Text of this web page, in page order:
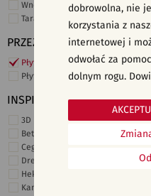
Wnętrza komercyjne
Taras i ogród
PRZEZNACZENIE
Płytki ścienne
Płytki podłogowe
INSPIRACJE
3D i struktury
Beton
Cegiełki
Drewno
Heksagonalne
Kamień
dobrowolna, nie
korzystania z
internetowej i
odwołać za
dolnym rogu.